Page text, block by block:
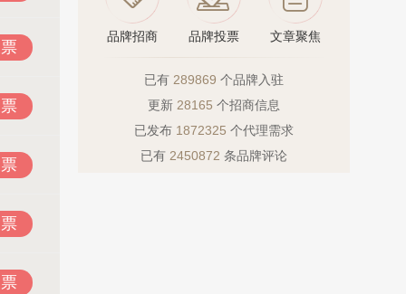
品牌招商 品牌投票 文章聚焦
已有 289869 个品牌入驻
更新 28165 个招商信息
已发布 1872325 个代理需求
已有 2450872 条品牌评论